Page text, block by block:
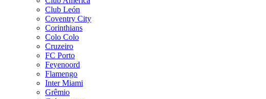
Club León
Coventry City
Corinthians
Colo Colo
Cruzeiro
FC Porto
Feyenoord
Flamengo
Inter Miami
Grêmio